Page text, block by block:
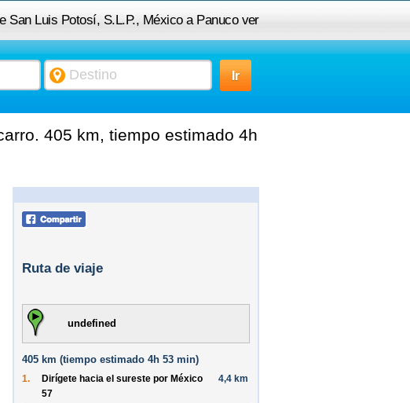
San Luis Potosí, S.L.P., México a Panuco ver
405 km, tiempo estimado 4h
Ruta de viaje
undefined
405 km (tiempo estimado 4h 53 min)
1. Dirígete hacia el sureste por México
57
4,4 km